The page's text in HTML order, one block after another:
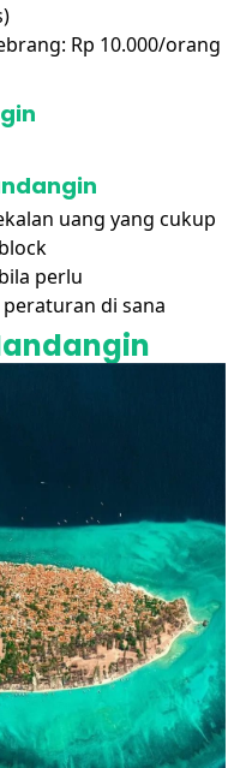
Rp 10.000/orang
uang yang cukup
perlu
di sana